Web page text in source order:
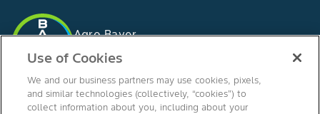
Agro Bayer
Belgique
Use of Cookies
We and our business partners may use cookies, pixels,
and similar technologies (collectively, “cookies”) to
collect information about you, including about your